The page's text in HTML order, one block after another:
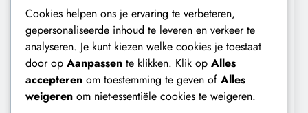
juli 2026
juni 2026
mei 2026
april 2026
Cookies helpen ons je ervaring te verbeteren,
gepersonaliseerde inhoud te leveren en verkeer te
analyseren. Je kunt kiezen welke cookies je toestaat
door op Aanpassen te klikken. Klik op Alles
accepteren om toestemming te geven of Alles
weigeren om niet-essentiële cookies te weigeren.